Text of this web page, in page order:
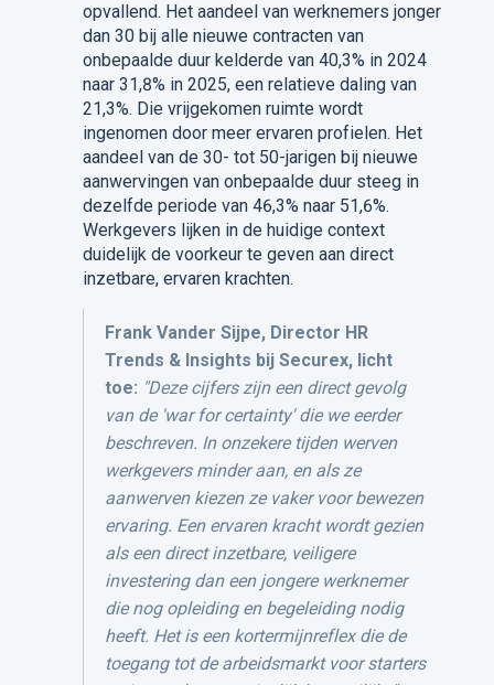
opvallend. Het aandeel van werknemers jonger
dan 30 bij alle nieuwe contracten van
onbepaalde duur kelderde van 40,3% in 2024
naar 31,8% in 2025, een relatieve daling van
21,3%. Die vrijgekomen ruimte wordt
ingenomen door meer ervaren profielen. Het
aandeel van de 30- tot 50-jarigen bij nieuwe
aanwervingen van onbepaalde duur steeg in
dezelfde periode van 46,3% naar 51,6%.
Werkgevers lijken in de huidige context
duidelijk de voorkeur te geven aan direct
inzetbare, ervaren krachten.
Frank Vander Sijpe, Director HR
Trends & Insights bij Securex, licht
toe: "Deze cijfers zijn een direct gevolg
van de 'war for certainty' die we eerder
beschreven. In onzekere tijden werven
werkgevers minder aan, en als ze
aanwerven kiezen ze vaker voor bewezen
ervaring. Een ervaren kracht wordt gezien
als een direct inzetbare, veiligere
investering dan een jongere werknemer
die nog opleiding en begeleiding nodig
heeft. Het is een kortermijnreflex die de
toegang tot de arbeidsmarkt voor starters